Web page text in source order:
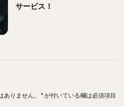
サービス！
りません。 *が付いている欄は必須項目